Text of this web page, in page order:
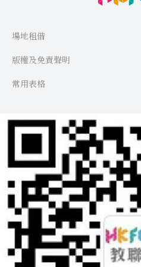
場地租借
版權及免責聲明
常用表格